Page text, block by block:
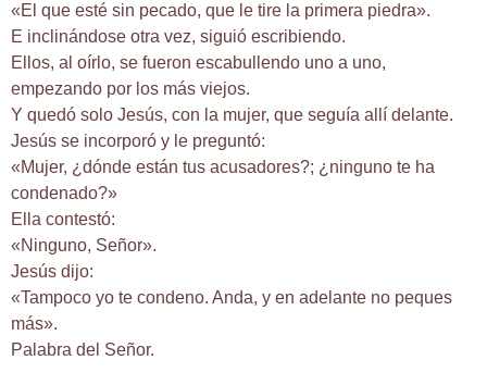
«El que esté sin pecado, que le tire la primera piedra».
E inclinándose otra vez, siguió escribiendo.
Ellos, al oírlo, se fueron escabullendo uno a uno,
empezando por los más viejos.
Y quedó solo Jesús, con la mujer, que seguía allí delante.
Jesús se incorporó y le preguntó:
«Mujer, ¿dónde están tus acusadores?; ¿ninguno te ha
condenado?»
Ella contestó:
«Ninguno, Señor».
Jesús dijo:
«Tampoco yo te condeno. Anda, y en adelante no peques
más».
Palabra del Señor.